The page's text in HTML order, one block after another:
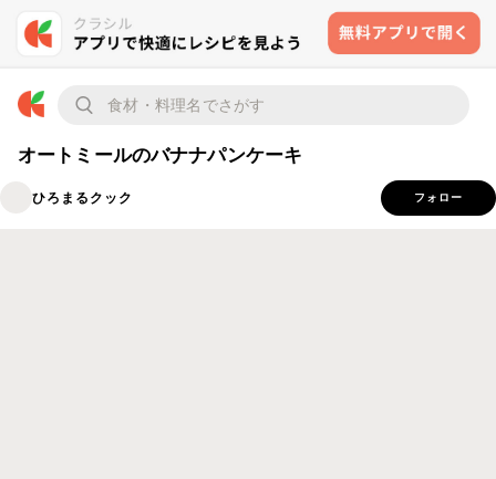
オートミールのバナナパンケーキ
ひろまるクック フォロー